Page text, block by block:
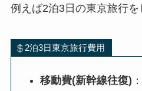
例えば2泊3日の東京旅行を
2泊3日東京旅行費用
移動費(新幹線往復)